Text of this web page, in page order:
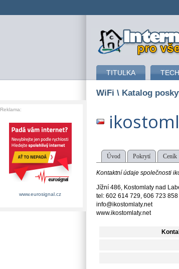
připojení k
TITULKA
WiFi \ Katalog
Úvod Pokrytí Ceník
Kontaktní údaje společnosti
Jížní 486, Kostomlaty nad
tel: 602 614 729, 606 723 858
info@ikostomlaty.net
www.ikostomlaty.net
Reklama:
www.eurosignal.cz